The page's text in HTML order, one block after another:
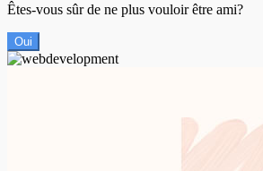
Êtes-vous sûr de ne plus vouloir être ami?
Oui